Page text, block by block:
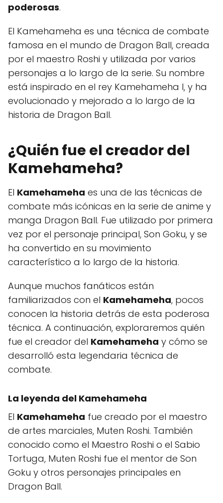
poderosas.
El Kamehameha es una técnica de combate
famosa en el mundo de Dragon Ball, creada
por el maestro Roshi y utilizada por varios
personajes a lo largo de la serie. Su nombre
está inspirado en el rey Kamehameha I, y ha
evolucionado y mejorado a lo largo de la
historia de Dragon Ball.
¿Quién fue el creador del
Kamehameha?
El Kamehameha es una de las técnicas de
combate más icónicas en la serie de anime y
manga Dragon Ball. Fue utilizado por primera
vez por el personaje principal, Son Goku, y se
ha convertido en su movimiento
característico a lo largo de la historia.
Aunque muchos fanáticos están
familiarizados con el Kamehameha, pocos
conocen la historia detrás de esta poderosa
técnica. A continuación, exploraremos quién
fue el creador del Kamehameha y cómo se
desarrolló esta legendaria técnica de
combate.
La leyenda del Kamehameha
El Kamehameha fue creado por el maestro
de artes marciales, Muten Roshi. También
conocido como el Maestro Roshi o el Sabio
Tortuga, Muten Roshi fue el mentor de Son
Goku y otros personajes principales en
Dragon Ball.